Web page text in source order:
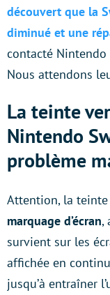
découvert que la
diminué et une
contacté
Nous attendons
La teinte
Nintendo
problème
Attention, la teinte
marquage d’écran,
survient sur les
affichée en
jusqu’à entraîner